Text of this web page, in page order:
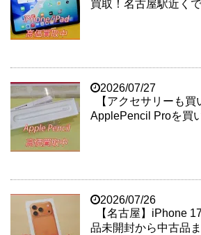
買取！名古屋駅近く
2026/07/27
【アクセサリーも買
ApplePencil Proを買
2026/07/26
【名古屋】iPhone
品未開封から中古品